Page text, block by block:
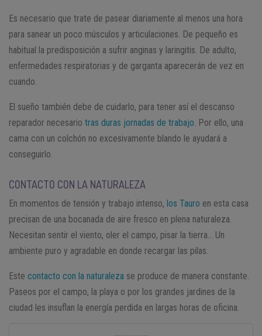
Es necesario que trate de pasear diariamente al menos una hora
para sanear un poco músculos y articulaciones. De pequeño es
habitual la predisposición a sufrir anginas y laringitis. De adulto,
enfermedades respiratorias y de garganta aparecerán de vez en
cuando.
El sueño también debe de cuidarlo, para tener así el descanso
reparador necesario tras duras jornadas de trabajo. Por ello, una
cama con un colchón no excesivamente blando le ayudará a
conseguirlo.
CONTACTO CON LA NATURALEZA
En momentos de tensión y trabajo intenso, los Tauro en esta casa
precisan de una bocanada de aire fresco en plena naturaleza.
Necesitan sentir el viento, oler el campo, pisar la tierra… Un
ambiente puro y agradable en donde recargar las pilas.
Este contacto con la naturaleza se produce de manera constante.
Paseos por el campo, la playa o por los grandes jardines de la
ciudad les insuflan la energía perdida en largas horas de oficina.